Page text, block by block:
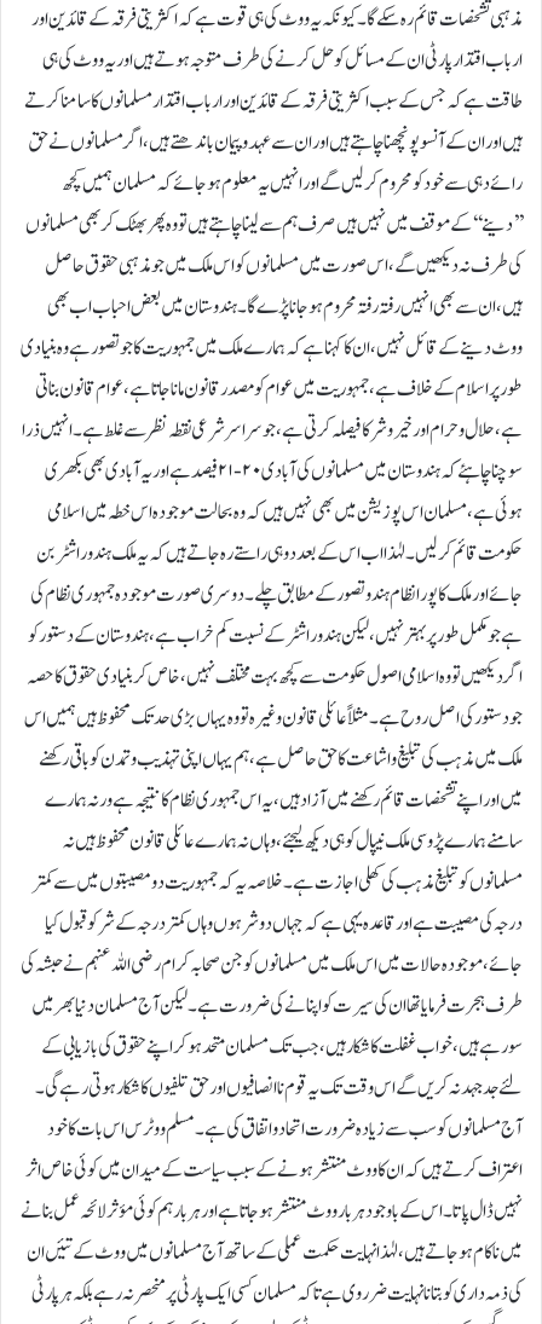
مذہبی تشخصات قائم رہ سکے گا۔ کیونکہ یہ ووٹ کی ہی قوت ہے کہ اکثریتی فرقہ کے قائدین اور
ارباب اقتدار پارٹی ان کے مسائل کو حل کرنے کی طرف متوجہ ہوتے ہیں اور یہ ووٹ کی ہی
طاقت ہے کہ جس کے سبب اکثریتی فرقہ کے قائدین اور ارباب اقتدار مسلمانوں کا سامنا کرتے
ہیں اور ان کے آنسو پونچھنا چاہتے ہیں اور ان سے عہد و پیمان باندھتے ہیں، اگر مسلمانوں نے حق
رائے دہی سے خود کو محروم کر لیں گے اور انہیں یہ معلوم ہو جائے کہ مسلمان ہمیں کچھ
’’دینے‘‘ کے موقف میں نہیں ہیں صرف ہم سے لینا چاہتے ہیں تو وہ پھر بھٹک کر بھی مسلمانوں
کی طرف نہ دیکھیں گے، اس صورت میں مسلمانوں کو اس ملک میں جو مذہبی حقوق حاصل
ہیں، ان سے بھی انہیں رفتہ رفتہ محروم ہوجانا پڑے گا۔ ہندوستان میں بعض احباب اب بھی
ووٹ دینے کے قائل نہیں، ان کا کہنا ہے کہ ہمارے ملک میں جمہوریت کا جو تصور ہے وہ بنیادی
طور پر اسلام کے خلاف ہے، جمہوریت میں عوام کو مصدر قانون مانا جاتا ہے، عوام قانون بناتی
ہے، حلال و حرام اور خیر و شر کا فیصلہ کرتی ہے، جو سراسر شرعی نقطہ نظر سے غلط ہے۔ انہیں ذرا
سوچنا چاہئے کہ ہندوستان میں مسلمانوں کی آبادی ۲۰-۲۱ فیصد ہے اور یہ آبادی بھی بکھری
ہوئی ہے، مسلمان اس پوزیشن میں بھی نہیں ہیں کہ وہ بحالت موجودہ اس خطہ میں اسلامی
حکومت قائم کر لیں۔ لہٰذا اب اس کے بعد دو ہی راستے رہ جاتے ہیں کہ یہ ملک ہندو راشٹر بن
جائے اور ملک کا پورا نظام ہندو تصور کے مطابق چلے۔ دوسری صورت موجودہ جمہوری نظام کی
ہے جو مکمل طور پر بہتر نہیں، لیکن ہندو راشٹر کے نسبت کم خراب ہے، ہندوستان کے دستور کو
اگر دیکھیں تو وہ اسلامی اصول حکومت سے کچھ بہت مختلف نہیں، خاص کر بنیادی حقوق کا حصہ
جو دستور کی اصل روح ہے۔ مثلاً عائلی قانون وغیرہ تو وہ یہاں بڑی حد تک محفوظ ہیں ہمیں اس
ملک میں مذہب کی تبلیغ و اشاعت کا حق حاصل ہے، ہم یہاں اپنی تہذیب و تمدن کو باقی رکھنے
میں اور اپنے تشخصات قائم رکھنے میں آزاد ہیں، یہ اس جمہوری نظام کا نتیجہ ہے ورنہ ہمارے
سامنے ہمارے پڑوسی ملک نیپال کو ہی دیکھ لیجئے، وہاں نہ ہمارے عائلی قانون محفوظ ہیں نہ
مسلمانوں کو تبلیغ مذہب کی کھلی اجازت ہے۔ خلاصہ یہ کہ جمہوریت دو مصیبتوں میں سے کمتر
درجہ کی مصیبت ہے اور قاعدہ یہی ہے کہ جہاں دو شرہوں وہاں کمتر درجہ کے شر کو قبول کیا
جائے، موجودہ حالات میں اس ملک میں مسلمانوں کو جن صحابہ کرام رضی اللہ عنہم نے حبشہ کی
طرف ہجرت فرمایا تھا ان کی سیرت کو اپنانے کی ضرورت ہے۔ لیکن آج مسلمان دنیا بھر میں
سو رہے ہیں، خواب غفلت کا شکار ہیں، جب تک مسلمان متحد ہو کر اپنے حقوق کی بازیابی کے
لئے جد جہد نہ کریں گے اس وقت تک یہ قوم ناانصافیوں اور حق تلفیوں کا شکار ہوتی رہے گی۔
آج مسلمانوں کو سب سے زیادہ ضرورت اتحاد و اتفاق کی ہے۔ مسلم ووٹرس اس بات کا خود
اعتراف کرتے ہیں کہ ان کا ووٹ منتشر ہونے کے سبب سیاست کے میدان میں کوئی خاص اثر
نہیں ڈال پاتا۔ اس کے باوجود ہر بار ووٹ منتشر ہوجاتا ہے اور ہر بار ہم کوئی مؤثر لائحہ عمل بنانے
میں ناکام ہوجاتے ہیں، لہٰذا نہایت حکمت عملی کے ساتھ آج مسلمانوں میں ووٹ کے تئیں ان
کی ذمہ داری کو بتانا نہایت ضرروی ہے تاکہ مسلمان کسی ایک پارٹی پر منحصر نہ رہے بلکہ ہر پارٹی